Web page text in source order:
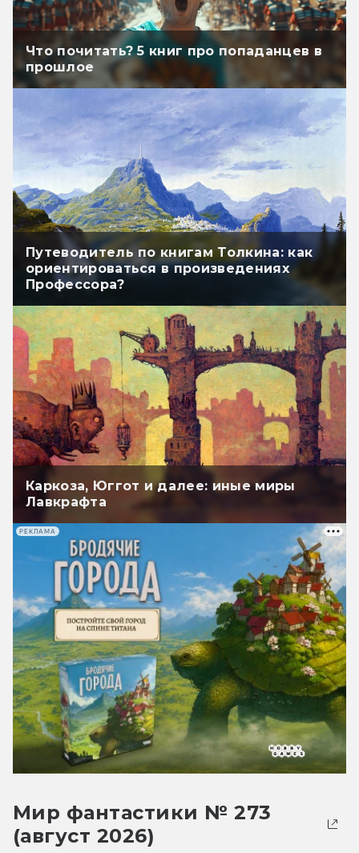
Что почитать? 5 книг про попаданцев в
прошлое
Путеводитель по книгам Толкина: как
ориентироваться в произведениях
Профессора?
Каркоза, Юггот и далее: иные миры
Лавкрафта
РЕКЛАМА
Мир фантастики № 273
(август 2026)